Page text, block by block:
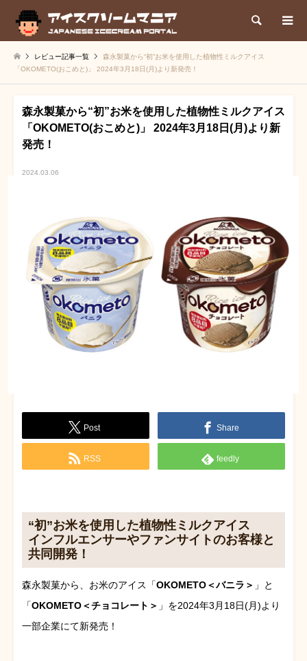
検索
レビュー記事一覧
森永製菓から“初”お米を使用した植物性ミルクアイス
「OKOMETO(おこめと)」 2024年3月18日(月)より新発売！
森永製菓から“初”お米を使用した植物性ミルクアイス
「OKOMETO(おこめと)」 2024年3月18日(月)より新
発売！
2024.03.06
Post Share
RSS feedly
“初”お米を使用した植物性ミルクアイス
インフルエンサーやファンサイトのお客様と
共同開発！
森永製菓から、お米のアイス「OKOMETO＜バニラ＞ 」と
「OKOMETO＜チョコレート＞ 」を2024年3月18日(月)より
一部企業にて新発売！